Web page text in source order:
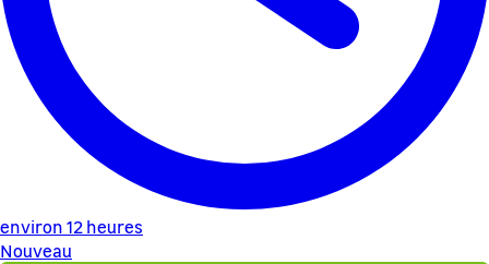
environ 12 heures
Nouveau